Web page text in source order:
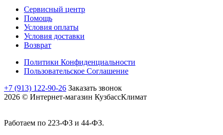
Сервисный центр
Помощь
Условия оплаты
Условия доставки
Возврат
Политики Конфиденциальности
Пользовательское Соглашение
+7 (913) 122-90-26 Заказать звонок
2026 © Интернет-магазин КузбассКлимат
Работаем по 223-ФЗ и 44-ФЗ.